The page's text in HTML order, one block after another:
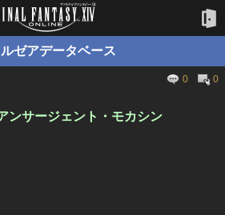
ゼアデータベース
0
0
ンサージェント・モカシン